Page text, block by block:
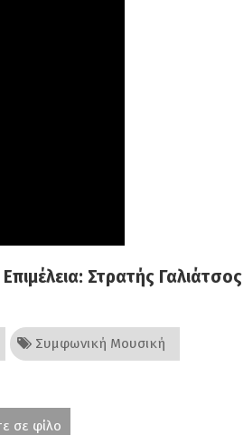
Επιμέλεια: Στρατής Γαλιάτσος
Συμφωνική Μουσική
σε φίλο